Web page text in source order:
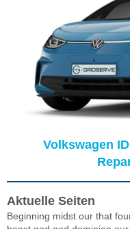
Volkswagen
Aktuelle Seiten
Beginning midst our that